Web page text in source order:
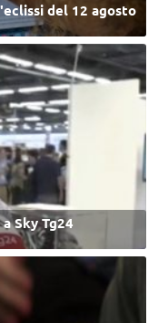
del 12 agosto
Sky Tg24